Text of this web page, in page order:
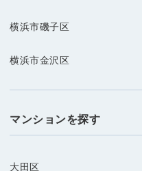
横浜市磯子区
横浜市金沢区
マンションを探す
大田区